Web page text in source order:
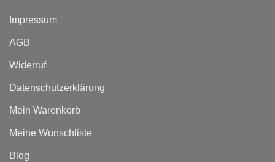
Impressum
AGB
Widerruf
Datenschutzerklärung
Mein Warenkorb
Meine Wunschliste
Blog